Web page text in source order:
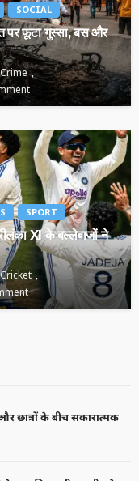
SOCIAL
पर फूटा गुस्सा, बस और
Crime
SPORT
XI के बल्लेबाजों ने
Cricket
छात्रों के बीच सकारात्मक